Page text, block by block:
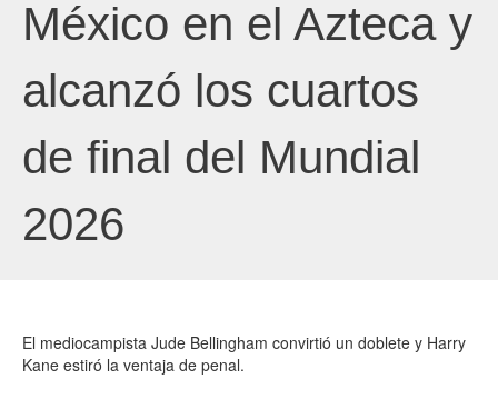
México en el Azteca y
alcanzó los cuartos
de final del Mundial
2026
El mediocampista Jude Bellingham convirtió un doblete y Harry
Kane estiró la ventaja de penal.